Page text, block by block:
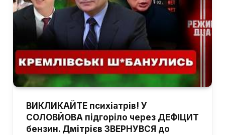
ВИКЛИКАЙТЕ психіатрів! У
СОЛОВЙОВА підгоріло через ДЕФІЦИТ
бензин. Дмітрієв ЗВЕРНУВСЯ до